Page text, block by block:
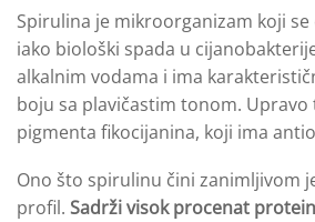
Spirulina je mikroorganizam koji se
iako biološki spada u
alkalnim vodama i ima
boju sa plavičastim tonom. Upravo
pigmenta fikocijanina, koji ima
Ono što spirulinu čini zanimljivom
profil. Sadrži visok procenat